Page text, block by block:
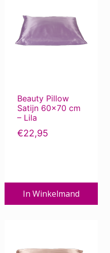
Beauty Pillow
Satijn 60×70 cm
– Lila
€22,95
In Winkelmand